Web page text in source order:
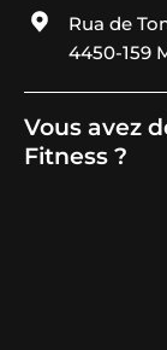
Rua de
4450-159
Vous avez
Fitness ?